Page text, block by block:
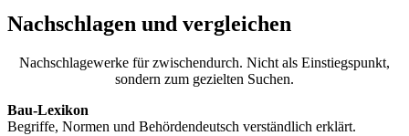
Nachschlagen und vergleichen
Nachschlagewerke für zwischendurch. Nicht als Einstiegspunkt,
sondern zum gezielten Suchen.
Bau-Lexikon
Begriffe, Normen und Behördendeutsch verständlich erklärt.